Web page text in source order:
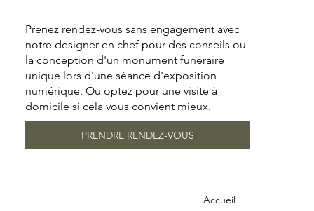
Accueil
Prenez rendez-vous sans engagement avec
notre designer en chef pour des conseils ou
la conception d'un monument funéraire
unique lors d'une séance d'exposition
numérique. Ou optez pour une visite à
domicile si cela vous convient mieux.
PRENDRE RENDEZ-VOUS